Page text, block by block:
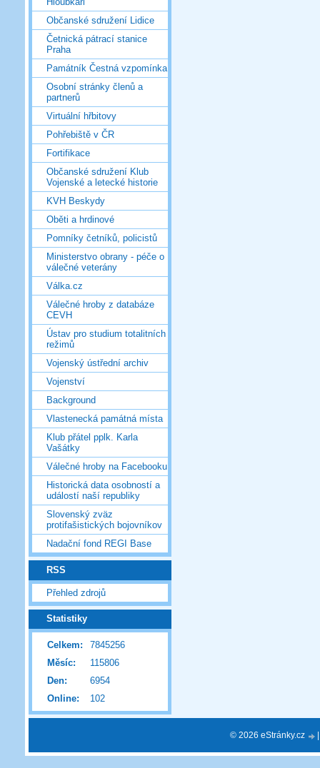
Občanské sdružení Lidice
Četnická pátrací stanice
Praha
Památník Čestná vzpomínka
Osobní stránky členů a
partnerů
Virtuální hřbitovy
Pohřebiště v ČR
Fortifikace
Občanské sdružení Klub
Vojenské a letecké historie
KVH Beskydy
Oběti a hrdinové
Pomníky četníků, policistů
Ministerstvo obrany - péče o
válečné veterány
Válka.cz
Válečné hroby z databáze
CEVH
Ústav pro studium totalitních
režimů
Vojenský ústřední archiv
Vojenství
Background
Vlastenecká památná místa
Klub přátel pplk. Karla
Vašátky
Válečné hroby na Facebooku
Historická data osobností a
událostí naší republiky
Slovenský zväz
protifašistických bojovníkov
Nadační fond REGI Base
RSS
Přehled zdrojů
Statistiky
Online: 102
Celkem:
7845256
Měsíc:
115806
Den:
6954
© 2026 eStránky.cz